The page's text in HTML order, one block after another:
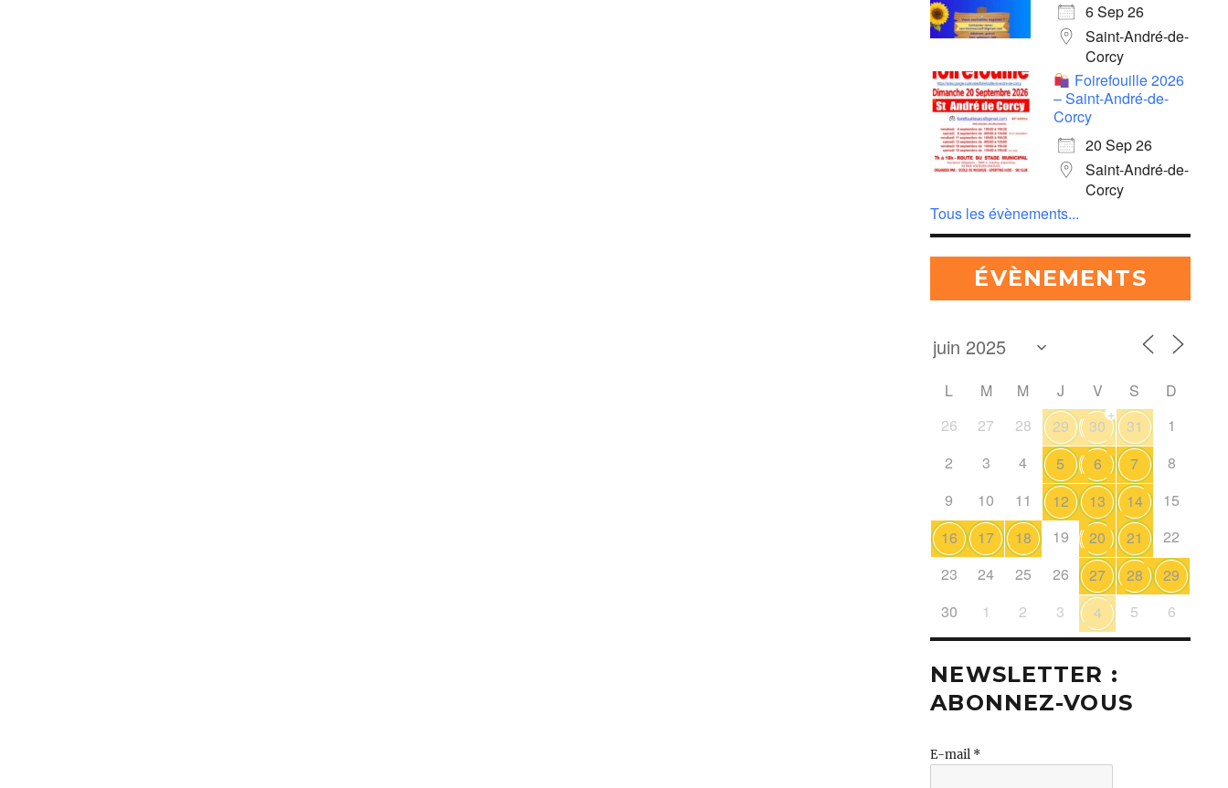
6 Sep 26
Saint-André-de-
Corcy
Foirefouille 2026
– Saint-André-de-
Corcy
20 Sep 26
Saint-André-de-
Corcy
Tous les évènements...
ÉVÈNEMENTS
L M M J V S
D
26
27 28 29 30
+
31
1
2
3 4 5 6 7
8
9
10 11 12 13 14
15
16
17 18 19 20 21
22
23
24 25 26 27 28
29
30
1 2 3 4 5 6
NEWSLETTER :
ABONNEZ-VOUS
E-mail *